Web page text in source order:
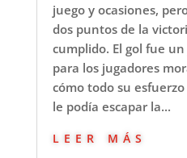
juego y ocasiones,
dos puntos de la
cumplido. El gol fue
para los jugadores
cómo todo su
le podía escapar la...
leer más